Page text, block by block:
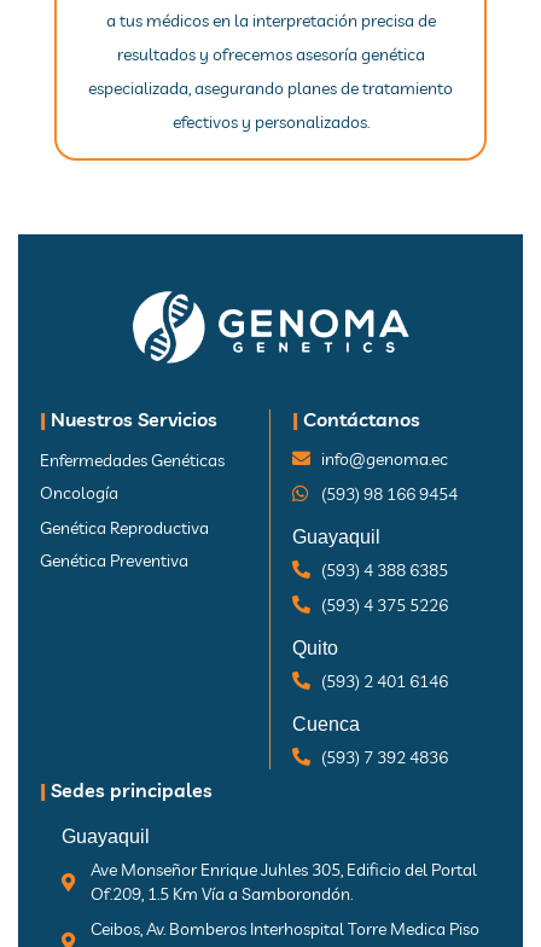
a tus médicos en la interpretación precisa de
resultados y ofrecemos asesoría genética
especializada, asegurando planes de tratamiento
efectivos y personalizados.
| Nuestros Servicios
Enfermedades Genéticas
Oncología
Genética Reproductiva
Genética Preventiva
| Contáctanos
info@genoma.ec
(593) 98 166 9454
Guayaquil
(593) 4 388 6385
(593) 4 375 5226
Quito
(593) 2 401 6146
Cuenca
(593) 7 392 4836
| Sedes principales
Guayaquil
Ave Monseñor Enrique Juhles 305, Edificio del Portal
Of.209, 1.5 Km Vía a Samborondón.
Ceibos, Av. Bomberos Interhospital Torre Medica Piso